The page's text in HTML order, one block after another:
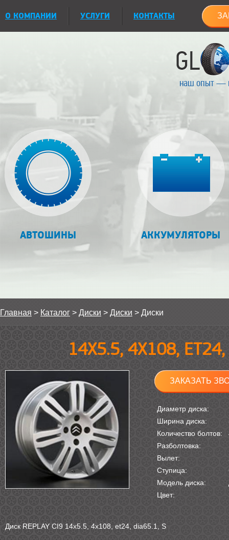
О КОМПАНИИ УСЛУГИ КОНТАКТЫ
наш опыт —
АВТОШИНЫ АККУМУЛЯТОРЫ
Главная > Каталог > Диски > Диски > Диски
14Х5.5, 4Х108,
ЗАКАЗАТЬ
Диаметр диска:
Ширина диска:
Количество болтов:
Разболтовка:
Вылет:
Ступица:
Модель диска:
Цвет:
Диск REPLAY CI9 14х5.5, 4х108, et24, dia65.1, S